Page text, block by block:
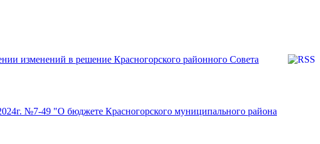
изменений в решение Красногорского районного Совета
№7-49 "О бюджете Красногорского муниципального района